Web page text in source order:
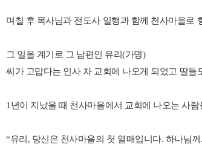
며칠 후 목사님과 전도사 일행과 함께 천사마을로
그 일을 계기로 그 남편인 유리(가명)
씨가 고맙다는 인사 차 교회에 나오게 되었고 딸들
1 년이 지났을 때 천사마을에서 교회에 나오는 사람
“유리, 당신은 천사마을의 첫 열매입니다. 하나님께